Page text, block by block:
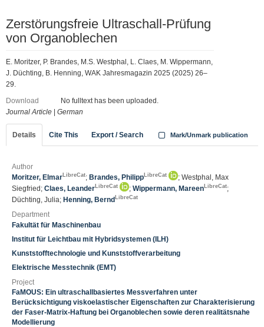
Zerstörungsfreie Ultraschall-Prüfung
von Organoblechen
E. Moritzer, P. Brandes, M.S. Westphal, L. Claes, M. Wippermann,
J. Düchting, B. Henning, WAK Jahresmagazin 2025 (2025) 26–
29.
Download
No fulltext has been uploaded.
Journal Article
German
Details Cite This Export / Search Mark/Unmark publication
Author
Moritzer, Elmar LibreCat; Brandes, Philipp LibreCat
; Westphal, Max
Siegfried; Claes, Leander LibreCat ; Wippermann, Mareen LibreCat;
Düchting, Julia; Henning, Bernd LibreCat
Department
Fakultät für Maschinenbau
Institut für Leichtbau mit Hybridsystemen (ILH)
Kunststofftechnologie und Kunststoffverarbeitung
Elektrische Messtechnik (EMT)
Project
FaMOUS: Ein ultraschallbasiertes Messverfahren unter
Berücksichtigung viskoelastischer Eigenschaften zur Charakterisierung
der Faser-Matrix-Haftung bei Organoblechen sowie deren realitätsnahe
Modellierung